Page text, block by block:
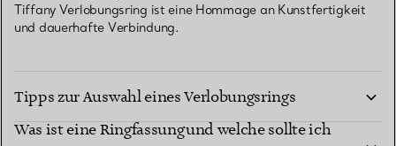
Tiffany Verlobungsring ist eine Hommage an Kunstfertigkeit
und dauerhafte Verbindung.
Tipps zur Auswahl eines Verlobungsrings
Was ist eine Ringfassung und welche sollte ich